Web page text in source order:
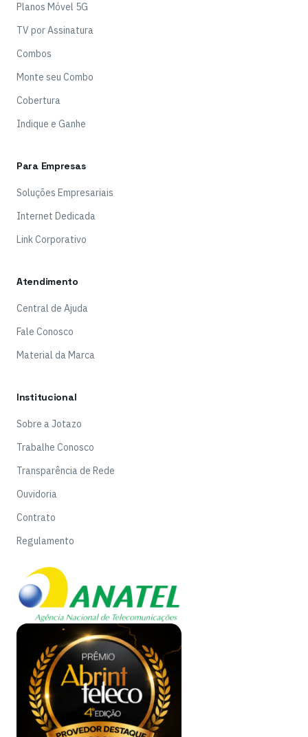
Planos Móvel 5G
TV por Assinatura
Combos
Monte seu Combo
Cobertura
Indique e Ganhe
Para Empresas
Soluções Empresariais
Internet Dedicada
Link Corporativo
Atendimento
Central de Ajuda
Fale Conosco
Material da Marca
Institucional
Sobre a Jotazo
Trabalhe Conosco
Transparência de Rede
Ouvidoria
Contrato
Regulamento